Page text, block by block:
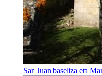
San Juan baseliza eta